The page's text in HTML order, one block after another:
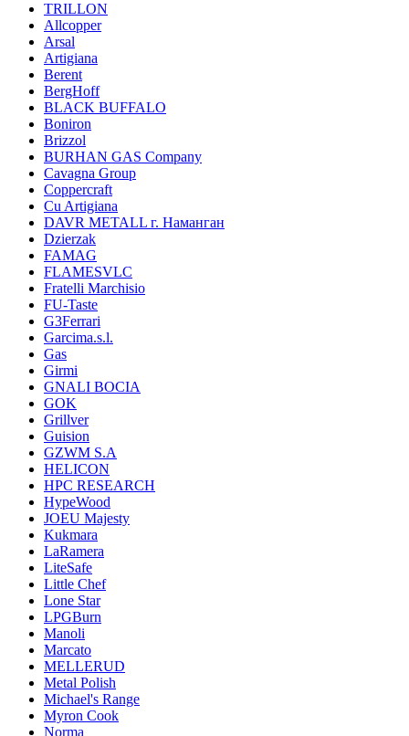
TRILLON
Allcopper
Arsal
Artigiana
Berent
BergHoff
BLACK BUFFALO
Boniron
Brizzol
BURHAN GAS Company
Cavagna Group
Coppercraft
Cu Artigiana
DAVR METALL г. Наманган
Dzierzak
FAMAG
FLAMESVLC
Fratelli Marchisio
FU-Taste
G3Ferrari
Garcima.s.l.
Gas
Girmi
GNALI BOCIA
GOK
Grillver
Guision
GZWM S.A
HELICON
HPC RESEARCH
HypeWood
JOEU Majesty
Kukmara
LaRamera
LiteSafe
Little Chef
Lone Star
LPGBurn
Manoli
Marcato
MELLERUD
Metal Polish
Michael's Range
Myron Cook
Norma